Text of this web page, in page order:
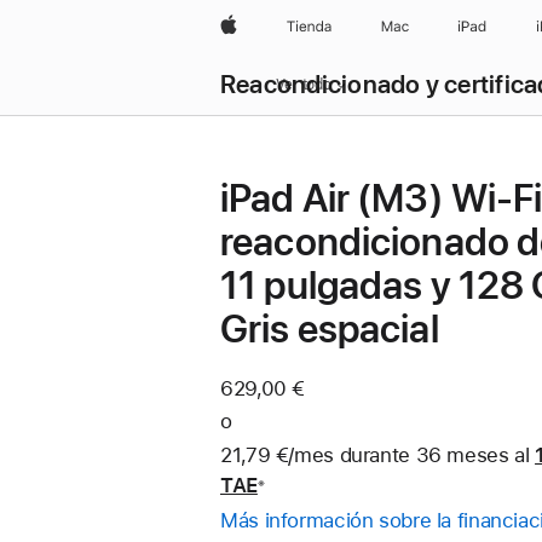
AppleTienda Mac iPad
Reacondicionado y
Ver todo
iPad Air (M3) Wi-Fi
reacondicionado
11 pulgadas y 128
Gris espacial
629,00 €
o
21,79 €/mes durante 36 meses al
TAE
a
※
Más información sobre la